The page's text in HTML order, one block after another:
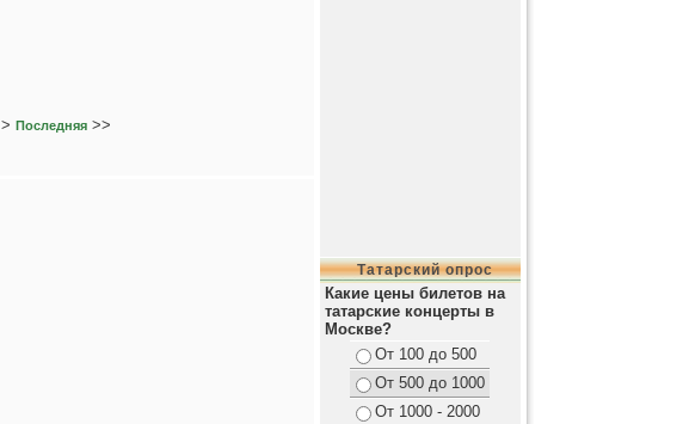
> Последняя >>
Татарский опрос
Какие цены билетов на
татарские концерты в
Москве?
От 100 до 500
От 500 до 1000
От 1000 - 2000